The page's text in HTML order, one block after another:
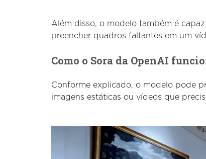
Além disso, o modelo também é
preencher quadros faltantes em um
Como o Sora da OpenAI
Conforme explicado, o modelo pode
imagens estáticas ou vídeos que